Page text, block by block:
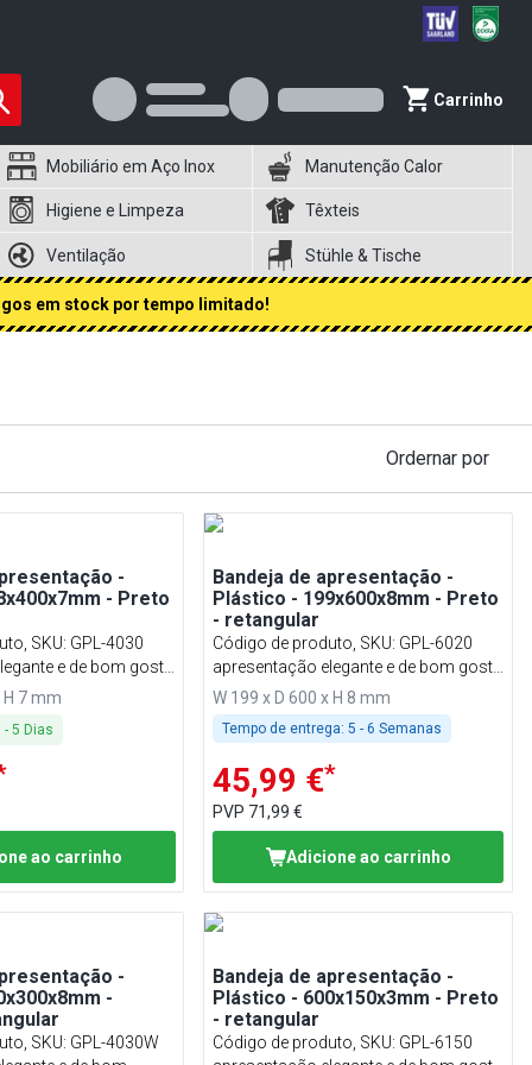
Carrinho
Mobiliário em Aço Inox Manutenção Calor
Higiene e Limpeza Têxteis
Ventilação Stühle & Tische
em stock por tempo limitado!
Ordernar por
-
- Preto
SKU: GPL-4030
e de bom gosto
de padaria de
H 7 mm
-5 Dias
ao carrinho
Bandeja de apresentação -
Plástico - 199x600x8mm - Preto
- retangular
Código de produto, SKU: GPL-6020
apresentação elegante e de bom gosto
para seus produtos de padaria de
qualidade
W 199 x D 600 x H 8 mm
Tempo de entrega: 5 - 6 Semanas
45,99 €*
PVP 71,99 €
Adicione ao carrinho
-
-
SKU: GPL-4030W
Bandeja de apresentação -
Plástico - 600x150x3mm - Preto
- retangular
Código de produto, SKU: GPL-6150